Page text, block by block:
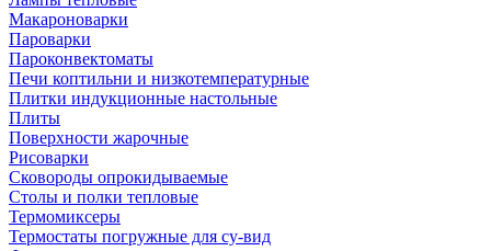
Макароноварки
Пароварки
Пароконвектоматы
Печи коптильни и низкотемпературные
Плитки индукционные настольные
Плиты
Поверхности жарочные
Рисоварки
Сковороды опрокидываемые
Столы и полки тепловые
Термомиксеры
Термостаты погружные для су-вид